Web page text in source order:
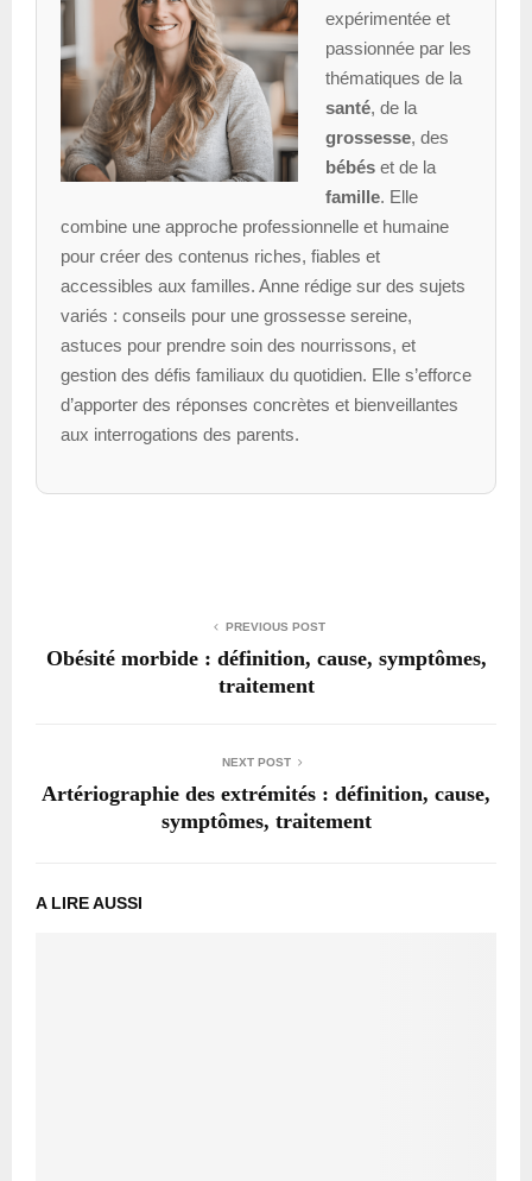
expérimentée et
passionnée par les
thématiques de la
santé, de la
grossesse, des
bébéset de la
famille. Elle
combine une approche professionnelle et humaine
pour créer des contenus riches, fiables et
accessibles aux familles. Anne rédige sur des sujets
variés : conseils pour une grossesse sereine,
astuces pour prendre soin des nourrissons, et
gestion des défis familiaux du quotidien. Elle s’efforce
d’apporter des réponses concrètes et bienveillantes
aux interrogations des parents.
PREVIOUS POST
Obésité morbide : définition, cause, symptômes,
traitement
NEXT POST
Artériographie des extrémités : définition, cause,
symptômes, traitement
A LIRE AUSSI